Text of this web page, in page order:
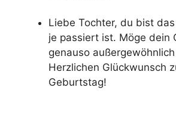
Liebe Tochter, du bist
je passiert ist. Möge dein
genauso
Herzlichen Glückwunsch
Geburtstag!